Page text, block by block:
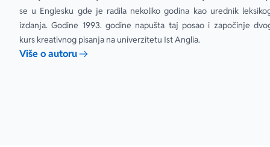
„Pročitala
se u Englesku gde je radila nekoliko godina kao urednik
izdanja. Godine 1993. godine napušta taj posao i započinje
kurs kreativnog pisanja na univerzitetu Ist Anglia.
Više o autoru